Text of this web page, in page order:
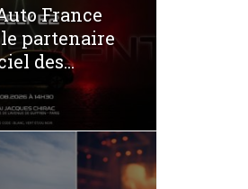
France
partenaire
des...